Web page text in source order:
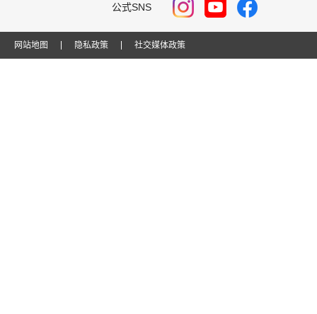
公式SNS
网站地图 隐私政策 社交媒体政策